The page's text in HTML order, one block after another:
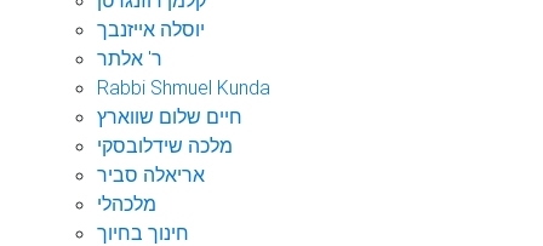
יוסלה אייזנבך
ר' אלתר
Rabbi Shmuel Kunda
חיים שלום שווארץ
מלכה שידלובסקי
אריאלה סביר
מלכהלי
חינוך בחיוך